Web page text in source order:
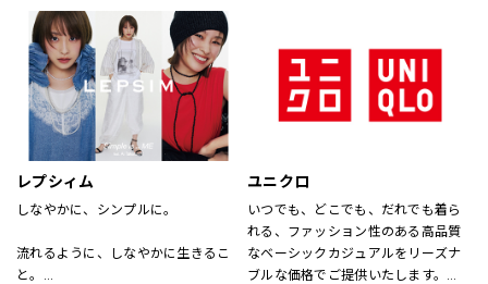
フスタイル提案や価値観の共有を計
り、現代生活において、必要な活気
を取り戻す力になりたいと考えてい
ます。
レプシィム
しなやかに、シンプルに。
流れるように、しなやかに生きるこ
と。
ユニクロ
いつでも、どこでも、だれでも着ら
れる、ファッション性のある高品質
なベーシックカジュアルをリーズナ
ブルな価格でご提供いたします。